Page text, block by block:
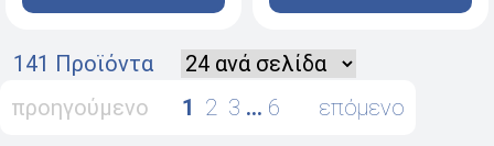
141 Προϊόντα
προηγούμενο
1 2 3 … 6 επόμενο